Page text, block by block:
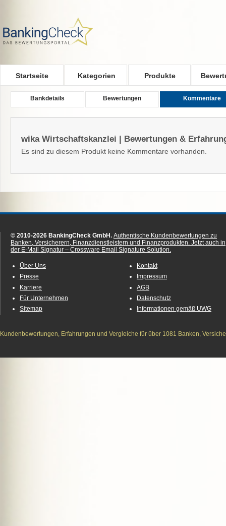
Startseite Kategorien Produkte
Bankdetails Bewertungen Kommentare
wika Wirtschaftskanzlei | Bewertungen &
Es sind zu diesem Produkt keine Kommentare vorhanden.
© 2010-2026 BankingCheck GmbH. Authentische Kundenbewertungen zu
Banken, Versicherern, Finanzdienstleistern und Finanzprodukten. Jetzt auch in
der E-Mail Signatur – Crossware Email Signature Solution.
Über Uns
Presse
Karriere
Für Unternehmen
Sitemap
Kontakt
Impressum
AGB
Datenschutz
Informationen gemäß UWG
Kundenbewertungen, Erfahrungen und Vergleiche für über 1081 Banken,